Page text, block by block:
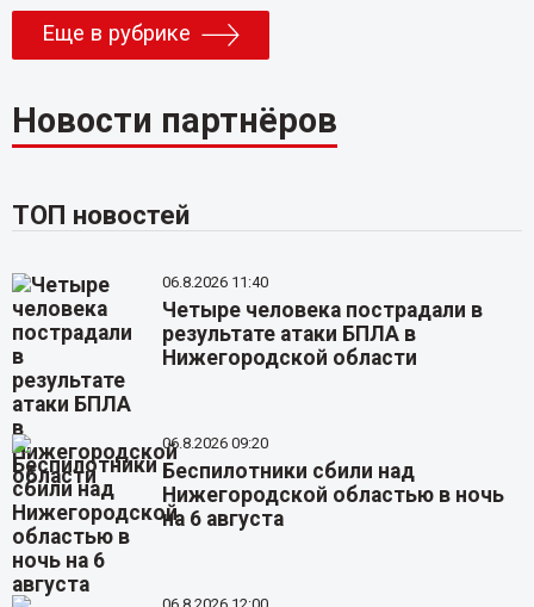
Еще в рубрике
Новости партнёров
ТОП новостей
06.8.2026 11:40
Четыре человека пострадали в
результате атаки БПЛА в
Нижегородской области
06.8.2026 09:20
Беспилотники сбили над
Нижегородской областью в ночь
на 6 августа